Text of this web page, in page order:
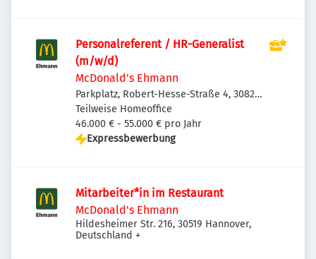
Personalreferent / HR-Generalist
(m/w/d)
McDonald's Ehmann
Parkplatz, Robert-Hesse-Straße 4, 30827
Garbsen-Berenbostel, Deutschland
Teilweise Homeoffice
46.000 € - 55.000 € pro Jahr
Expressbewerbung
Mitarbeiter*in im Restaurant
McDonald's Ehmann
Hildesheimer Str. 216, 30519 Hannover,
Deutschland +